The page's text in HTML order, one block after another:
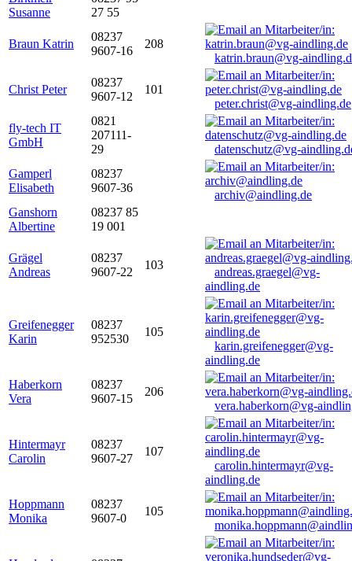
Susanne
27 55
Braun Katrin
08237
9607-16
208
katrin.braun@vg-
Christ Peter
08237
9607-12
101
peter.christ@vg-aindling.de
fly-tech IT
GmbH
0821
207111-
29
datenschutz@vg-
Gamperl
Elisabeth
08237
9607-36
archiv@aindling.de
Ganshorn
Albertine
08237 85
19 001
Grägel
Andreas
08237
9607-22
103
andreas.graegel@vg-
aindling.de
Greifenegger
Karin
08237
952530
105
karin.greifenegger@vg-
aindling.de
Haberkorn
Vera
08237
9607-15
206
vera.haberkorn@vg-
Hintermayr
Carolin
08237
9607-27
107
carolin.hintermayr@vg-
aindling.de
Hoppmann
Monika
08237
9607-0
105